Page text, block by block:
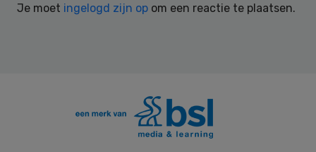
Je moet ingelogd zijn op om een reactie te plaatsen.